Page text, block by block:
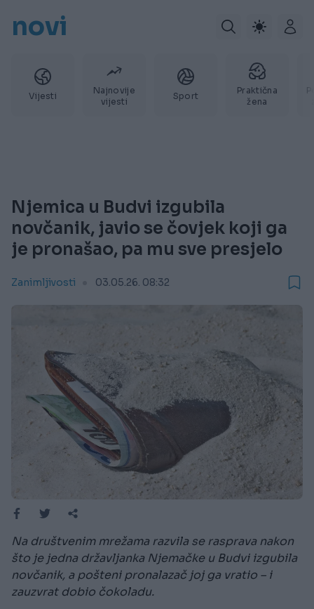
novi
Vijesti
Najnovije
vijesti
Sport
Praktična
žena
Njemica u Budvi izgubila
novčanik, javio se čovjek koji ga
je pronašao, pa mu sve presjelo
Zanimljivosti 03.05.26. 08:32
Na društvenim mrežama razvila se rasprava nakon
što je jedna državljanka Njemačke u Budvi izgubila
novčanik, a pošteni pronalazač joj ga vratio – i
zauzvrat dobio čokoladu.